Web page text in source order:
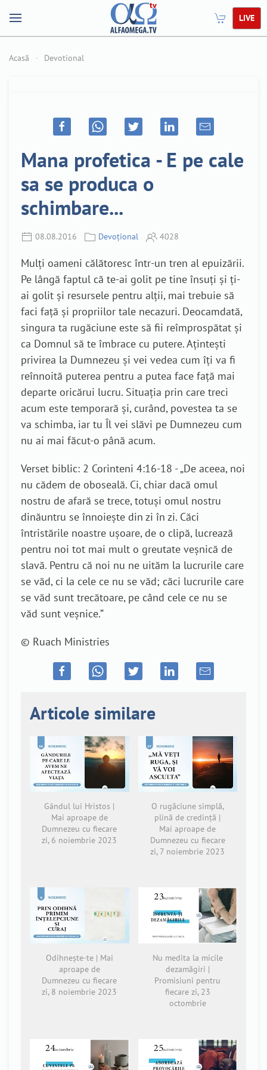
LIVE
Acasă Devotional
Mana profetica - E pe cale
sa se produca o
schimbare...
08.08.2016 Devoțional 4028
Mulți oameni călătoresc într-un tren al epuizării.
Pe lângă faptul că te-ai golit pe tine însuți și ți-
ai golit și resursele pentru alții, mai trebuie să
faci față și propriilor tale necazuri. Deocamdată,
singura ta rugăciune este să fii reîmprospătat și
ca Domnul să te îmbrace cu putere. Ațintești
privirea la Dumnezeu și vei vedea cum îți va fi
reînnoită puterea pentru a putea face față mai
departe oricărui lucru. Situația prin care treci
acum este temporară și, curând, povestea ta se
va schimba, iar tu Îl vei slăvi pe Dumnezeu cum
nu ai mai făcut-o până acum.
Verset biblic: 2 Corinteni 4:16-18 - „De aceea, noi
nu cădem de oboseală. Ci, chiar dacă omul
nostru de afară se trece, totuşi omul nostru
dinăuntru se înnoieşte din zi în zi. Căci
întristările noastre uşoare, de o clipă, lucrează
pentru noi tot mai mult o greutate veşnică de
slavă. Pentru că noi nu ne uităm la lucrurile care
se văd, ci la cele ce nu se văd; căci lucrurile care
se văd sunt trecătoare, pe când cele ce nu se
văd sunt veşnice.”
© Ruach Ministries
Articole similare
Gândul lui Hristos |
Mai aproape de
Dumnezeu cu fiecare
zi, 6 noiembrie 2023
O rugăciune simplă,
plină de credință |
Mai aproape de
Dumnezeu cu fiecare
zi, 7 noiembrie 2023
Odihnește-te | Mai
aproape de
Dumnezeu cu fiecare
zi, 8 noiembrie 2023
Nu medita la micile
dezamăgiri |
Promisiuni pentru
fiecare zi, 23
octombrie